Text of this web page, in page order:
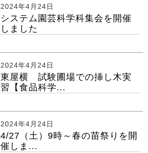
2024年4月24日
システム園芸科学科集会を開催
しました
2024年4月24日
東屋横 試験圃場での挿し木実
習【食品科学...
2024年4月24日
4/27（土）9時～春の苗祭りを開
催しま...